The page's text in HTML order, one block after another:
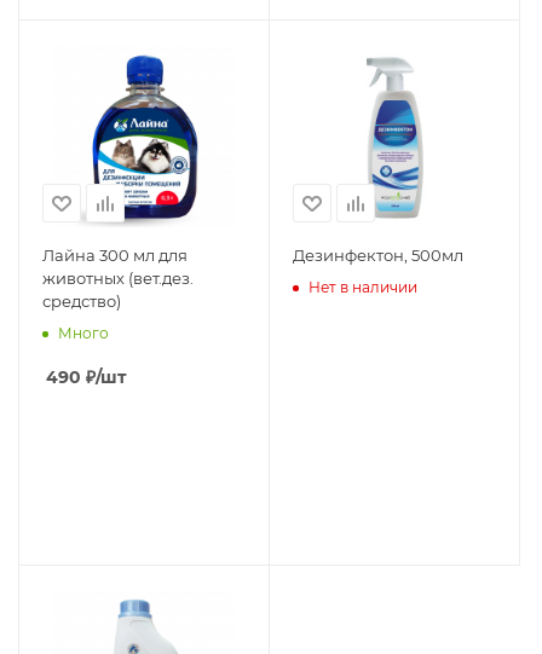
Лайна 300 мл для
животных (вет.дез.
средство)
Много
490 ₽/шт
Дезинфектон, 500мл
Нет в наличии